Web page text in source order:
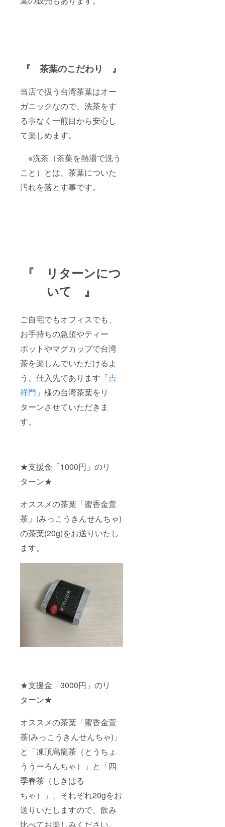
『 茶葉のこだわり 』
当店で扱う台湾茶葉はオー
ガニックなので、洗茶をす
る事なく一煎目から安心し
て楽しめます。
※洗茶（茶葉を熱湯で洗う
こと）とは、茶葉についた
汚れを落とす事です。
『 リターンにつ
いて 』
ご自宅でもオフィスでも、
お手持ちの急須やティー
ポットやマグカップで台湾
茶を楽しんでいただけるよ
う、仕入先であります「吉
祥門 」様の台湾茶葉をリ
ターンさせていただきま
す。
★支援金「1000円」のリ
ターン★
オススメの茶葉「蜜香金萱
茶」(みっこうきんせんちゃ)
の茶葉(20g)をお送りいたし
ます。
★支援金「3000円」のリ
ターン★
オススメの茶葉「蜜香金萱
茶(みっこうきんせんちゃ)」
と「凍頂烏龍茶（とうちょ
ううーろんちゃ）」と「四
季春茶（しきはる
ちゃ）」、それぞれ20gをお
送りいたしますので、飲み
比べてお楽しみください。